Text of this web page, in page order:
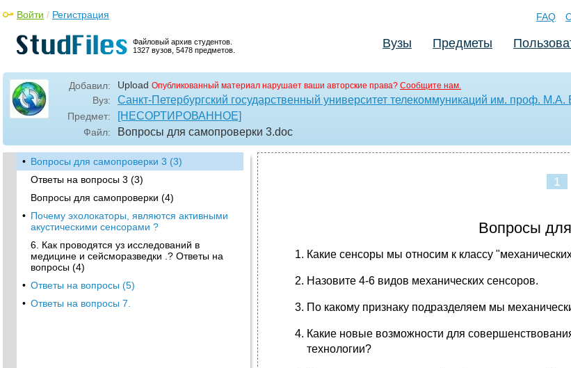
Файловый архив студентов.
1327 вузов, 5478 предметов.
Войти / Регистрация FAQ
Вузы Предметы
Добавил: Upload Опубликованный материал нарушает ваши авторские права? Сообщите нам.
Вуз: Санкт-Петербургский государственный университет телекоммуникаций им. проф. М.А.
Предмет: [НЕСОРТИРОВАННОЕ]
Файл: Вопросы для самопроверки 3.doc
• Вопросы для самопроверки 3 (3)
Ответы на вопросы 3 (3)
Вопросы для самопроверки (4)
• Почему эхолокаторы, являются активными
акустическими сенсорами ?
6. Как проводятся уз исследований в
медицине и сейсморазведки .? Ответы на
вопросы (4)
• Ответы на вопросы (5)
• Ответы на вопросы 7.
1
Вопросы
Какие сенсоры мы относим к классу
Назовите 4-6 видов механических сенсоров.
По какому признаку подразделяем мы
Какие новые возможности для
технологии?